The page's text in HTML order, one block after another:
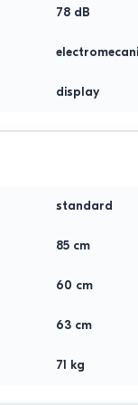
78 dB
display
standard
85 cm
60 cm
63 cm
71 kg